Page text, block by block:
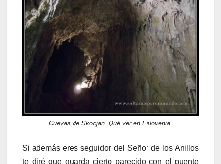
Cuevas de Skocjan. Qué ver en Eslovenia.
Si además eres seguidor del Señor de los Anillos
te diré que guarda cierto parecido con el puente